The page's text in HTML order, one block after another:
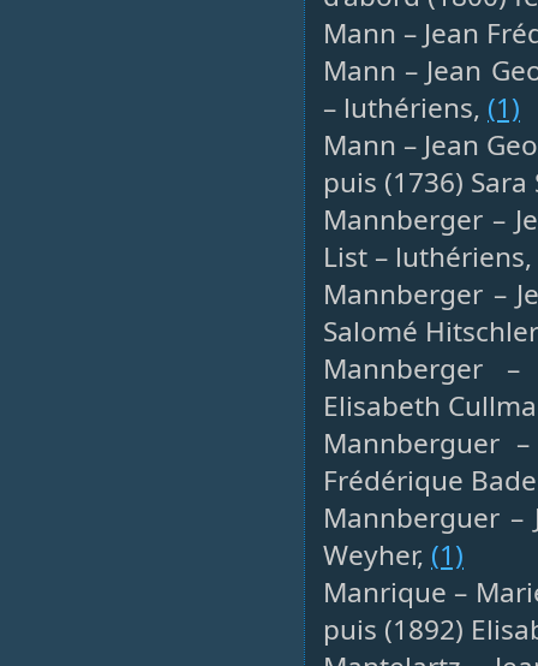
Mann – Jean
Mann – Jean
– luthériens, (1)
Mann – Jean
puis (1736)
Mannberger –
List – luthériens,
Mannberger –
Salomé
Mannberger
Elisabeth
Mannberguer
Frédérique
Mannberguer –
Weyher, (1)
Manrique –
puis (1892)